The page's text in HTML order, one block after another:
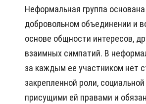
Неформальная группа
добровольном объединении и
основе общности интересов,
взаимных симпатий. В
за каждым ее участником нет
закрепленной роли,
присущими ей правами и